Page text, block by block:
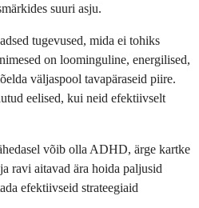
suuri asju.
tugevused, mida ei tohiks
on loominguline, energilised,
väljaspool tavapäraseid piire.
eelised, kui neid efektiivselt
võib olla ADHD, ärge kartke
ravi aitavad ära hoida paljusid
efektiivseid strateegiaid